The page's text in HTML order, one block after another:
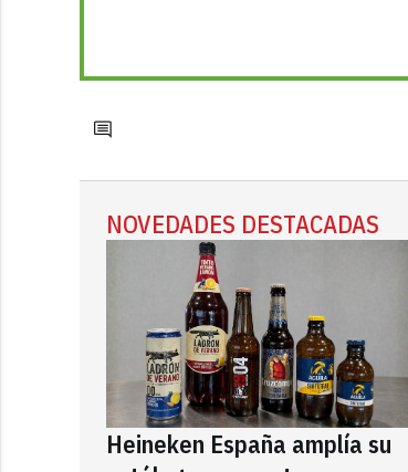
NOVEDADES DESTACADAS
Heineken España amplía su